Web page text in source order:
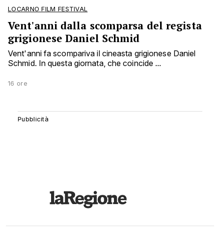
LOCARNO FILM FESTIVAL
Vent'anni dalla scomparsa del regista
grigionese Daniel Schmid
Vent'anni fa scompariva il cineasta grigionese Daniel
Schmid. In questa giornata, che coincide ...
16 ore